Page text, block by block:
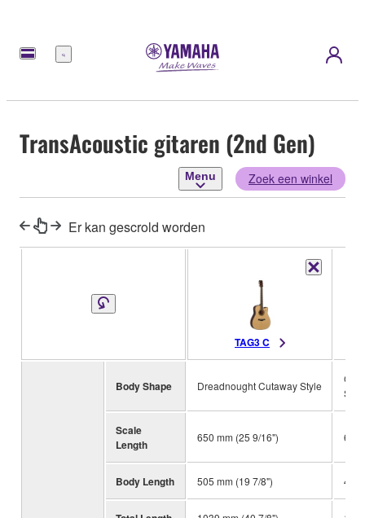
Menu
TransAcoustic gitaren (2nd Gen)
Menu Zoek een winkel
Er kan gescrold worden
TAG3 C
Body Shape Dreadnought Cutaway Style
Style
Scale
Length
650 mm (25 9/16") 650
Body Length 505 mm (19 7/8") 497